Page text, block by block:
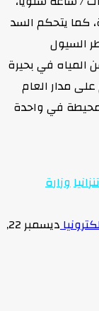
كما يتحكم السد
السيول
ولتخزين حوالي 34 مليار م3 من المياه في بحيرة
مدار العام
في واحدة
وزارة
ديسمبر 22,